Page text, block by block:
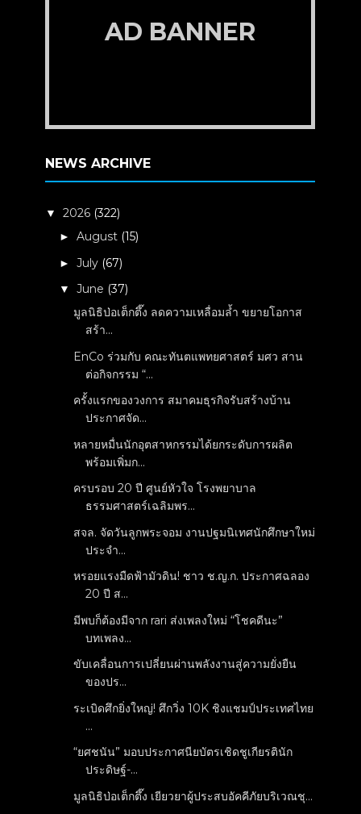
AD BANNER
NEWS ARCHIVE
▼2026 (322)
►August (15)
►July (67)
▼June (37)
มูลนิธิป่อเต็กตึ๊ง ลดความเหลื่อมล้ำ ขยายโอกาส
สร้า...
EnCo ร่วมกับ คณะทันตแพทยศาสตร์ มศว สาน
ต่อกิจกรรม “...
ครั้งแรกของวงการ สมาคมธุรกิจรับสร้างบ้าน
ประกาศจัด...
หลายหมื่นนักอุตสาหกรรมได้ยกระดับการผลิต
พร้อมเพิ่มก...
ครบรอบ 20 ปี ศูนย์หัวใจ โรงพยาบาล
ธรรมศาสตร์เฉลิมพร...
สจล. จัดวันลูกพระจอม งานปฐมนิเทศนักศึกษาใหม่
ประจำ...
หรอยแรงมืดฟ้ามัวดิน! ชาว ช.ญ.ก. ประกาศฉลอง
20 ปี ส...
มีพบก็ต้องมีจาก rari ส่งเพลงใหม่ “โชคดีนะ”
บทเพลง...
ขับเคลื่อนการเปลี่ยนผ่านพลังงานสู่ความยั่งยืน
ของปร...
ระเบิดศึกยิ่งใหญ่! ศึกวิ่ง 10K ชิงแชมป์ประเทศไทย
...
“ยศชนัน” มอบประกาศนียบัตรเชิดชูเกียรตินัก
ประดิษฐ์-...
มูลนิธิป่อเต็กตึ๊ง เยียวยาผู้ประสบอัคคีภัยบริเวณชุ...